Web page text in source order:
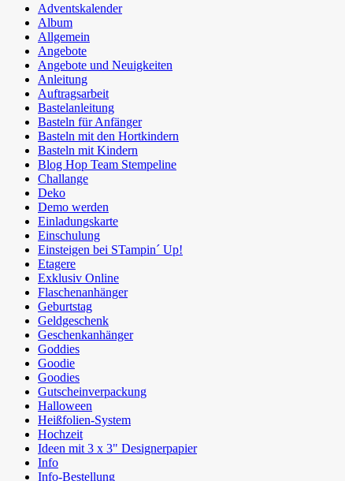
Adventskalender
Album
Allgemein
Angebote
Angebote und Neuigkeiten
Anleitung
Auftragsarbeit
Bastelanleitung
Basteln für Anfänger
Basteln mit den Hortkindern
Basteln mit Kindern
Blog Hop Team Stempeline
Challange
Deko
Demo werden
Einladungskarte
Einschulung
Einsteigen bei STampin´ Up!
Etagere
Exklusiv Online
Flaschenanhänger
Geburtstag
Geldgeschenk
Geschenkanhänger
Goddies
Goodie
Goodies
Gutscheinverpackung
Halloween
Heißfolien-System
Hochzeit
Ideen mit 3 x 3" Designerpapier
Info
Info-Bestellung